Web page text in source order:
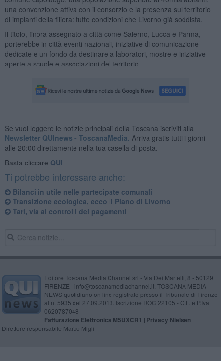
una convenzione attiva con il consorzio e la presenza sul territorio
di impianti della filiera: tutte condizioni che Livorno già soddisfa.
Il titolo, finora assegnato a città come Salerno, Lucca e Parma,
porterebbe in città eventi nazionali, iniziative di comunicazione
dedicate e un fondo da destinare a laboratori, mostre e iniziative
aperte a scuole e associazioni del territorio.
Se vuoi leggere le notizie principali della Toscana iscriviti alla
Newsletter QUInews - ToscanaMedia. Arriva gratis tutti i giorni
alle 20:00 direttamente nella tua casella di posta.
Basta cliccare QUI
Ti potrebbe interessare anche:
Bilanci in utile nelle partecipate comunali
Transizione ecologica, ecco il Piano di Livorno
Tari, via ai controlli dei pagamenti
Editore Toscana Media Channel srl - Via Dei Martelli, 8 - 50129
FIRENZE - info@toscanamediachannel.it. TOSCANA MEDIA
NEWS quotidiano on line registrato presso il Tribunale di Firenze
al n. 5935 del 27.09.2013. Iscrizione ROC 22105 - C.F. e P.Iva
0620787048
Fatturazione Elettronica M5UXCR1 | Privacy Nielsen
Direttore responsabile Marco Migli